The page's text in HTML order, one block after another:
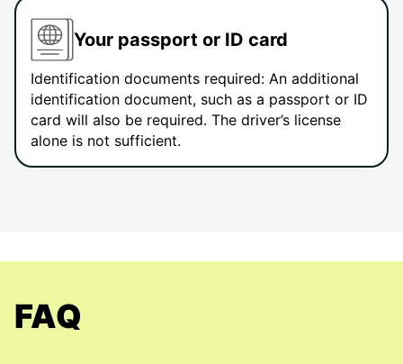
Your passport or ID card
Identification documents required: An additional
identification document, such as a passport or ID
card will also be required. The driver’s license
alone is not sufficient.
FAQ